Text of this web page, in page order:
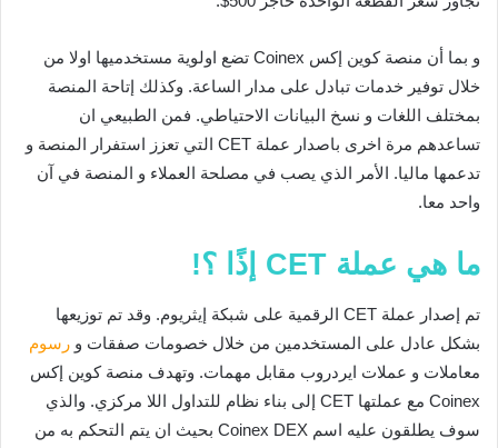
و بما أن منصة كوين إكس Coinex تضع اولوية مستخدميها اولا من
خلال توفير خدمات تبادل على مدار الساعة. وكذلك إتاحة المنصة
بمختلف اللغات و نسخ البيانات الاحتياطي. فمن الطبيعي ان
تساعدهم مرة اخرى باصدار عملة CET التي تعزز استفرار المنصة و
تدعمها ماليا. الأمر الذي يصب في مصلحة العملاء و المنصة في آن
واحد معا.
ما هي عملة CET إذًا ؟!
تم إصدار عملة CET الرقمية على شبكة إيثريوم. وقد تم توزيعها
بشكل عادل على المستخدمين من خلال خصومات صفقات و رسوم
معاملات و عملات ايردروب مقابل مهمات. وتهدف منصة كوين إكس
Coinex مع عملتها CET إلى بناء نظام للتداول اللا مركزي. والذي
سوف يطلقون عليه اسم Coinex DEX بحيث ان يتم التحكم به من